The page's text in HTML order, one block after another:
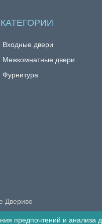
КАТЕГОРИИ
Входные двери
Межкомнатные двери
Фурнитура
Двериво
предпочтений и анализа